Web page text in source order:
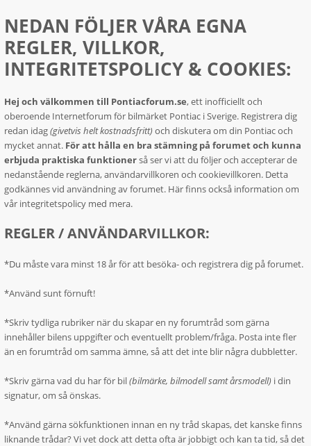
NEDAN FÖLJER VÅRA EGNA
REGLER, VILLKOR,
INTEGRITETSPOLICY & COOKIES:
Hej och välkommen till Pontiacforum.se, ett inofficiellt och
oberoende Internetforum för bilmärket Pontiac i Sverige. Registrera dig
redan idag(givetvis helt kostnadsfritt) och diskutera om din Pontiac och
mycket annat. För att hålla en bra stämning på forumet och kunna
erbjuda praktiska funktionerså ser vi att du följer och accepterar de
nedanstående reglerna, användarvillkoren och cookievillkoren. Detta
godkännes vid användning av forumet. Här finns också information om
vår integritetspolicy med mera.
REGLER / ANVÄNDARVILLKOR:
*Du måste vara minst 18 år för att besöka- och registrera dig på forumet.
*Använd sunt förnuft!
*Skriv tydliga rubriker när du skapar en ny forumtråd som gärna
innehåller bilens uppgifter och eventuellt problem/fråga. Posta inte fler
än en forumtråd om samma ämne, så att det inte blir några dubbletter.
*Skriv gärna vad du har för bil(bilmärke, bilmodell samt årsmodell) i din
signatur, om så önskas.
*Använd gärna sökfunktionen innan en ny tråd skapas, det kanske finns
liknande trådar? Vi vet dock att detta ofta är jobbigt och kan ta tid, så det